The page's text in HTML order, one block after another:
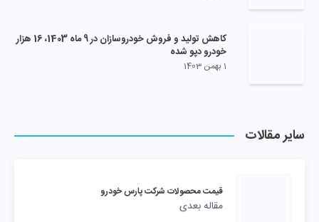
کاهش تولید و فروش خودروسازان در 9 ماه 1403، 16 هزار
خودرو دپو شده
1 بهمن 1403
سایر مقالات
قيمت محصولات شركت پارس خودرو
مقاله بعدی